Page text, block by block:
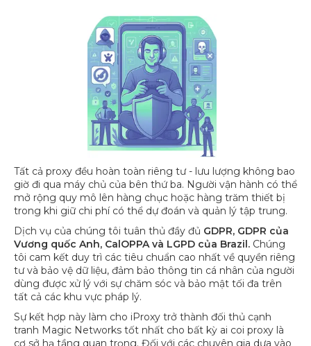
Tất cả proxy đều hoàn toàn riêng tư - lưu lượng không bao
giờ đi qua máy chủ của bên thứ ba. Người vận hành có thể
mở rộng quy mô lên hàng chục hoặc hàng trăm thiết bị
trong khi giữ chi phí có thể dự đoán và quản lý tập trung.
Dịch vụ của chúng tôi tuân thủ đầy đủ GDPR, GDPR của
Vương quốc Anh, CalOPPA và LGPD của Brazil. Chúng
tôi cam kết duy trì các tiêu chuẩn cao nhất về quyền riêng
tư và bảo vệ dữ liệu, đảm bảo thông tin cá nhân của người
dùng được xử lý với sự chăm sóc và bảo mật tối đa trên
tất cả các khu vực pháp lý.
Sự kết hợp này làm cho iProxy trở thành đối thủ cạnh
tranh Magic Networks tốt nhất cho bất kỳ ai coi proxy là
cơ sở hạ tầng quan trọng. Đối với các chuyên gia dựa vào